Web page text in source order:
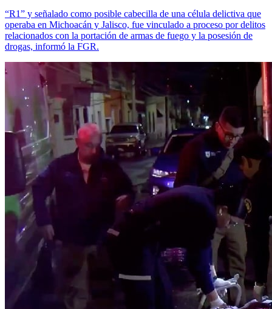
“R1” y señalado como posible cabecilla de una célula delictiva que
operaba en Michoacán y Jalisco, fue vinculado a proceso por delitos
relacionados con la portación de armas de fuego y la posesión de
drogas, informó la FGR.